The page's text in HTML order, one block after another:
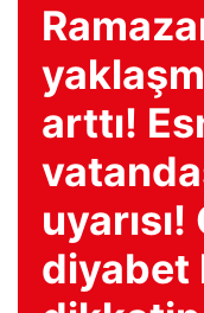
arttı!
diyabet